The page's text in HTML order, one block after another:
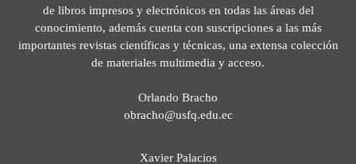
de libros impresos y electrónicos en todas las áreas del
conocimiento, además cuenta con suscripciones a las más
importantes revistas científicas y técnicas, una extensa colección
de materiales multimedia y acceso.
Orlando Bracho
obracho@usfq.edu.ec
Xavier Palacios